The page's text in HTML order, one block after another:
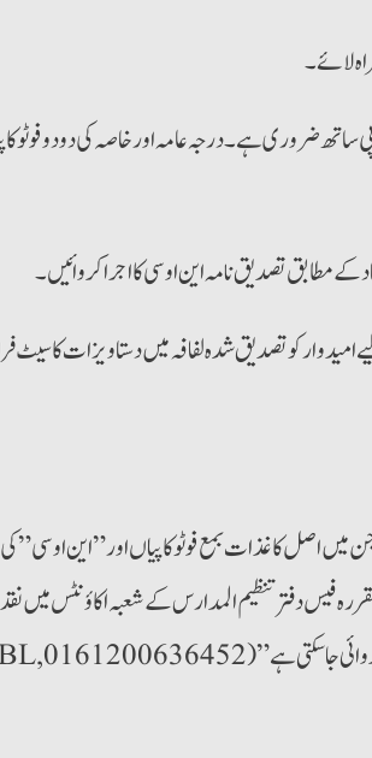
لائے۔
ساتھ ضروری ہے۔ درجہ عامہ اور خاصہ کی دو دو فوٹو
کے مطابق تصدیق نامہ این او سی کا اجرا کروائیں۔
کو تصدیق شدہ لفافہ میں دستاویزات کا سیٹ
میں اصل کاغذات بمع فوٹوکاپیاں اور”این او
فیس دفتر تنظیم المدارس کے شعبہ اکاؤنٹس میں